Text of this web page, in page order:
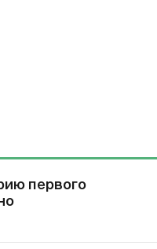
первого